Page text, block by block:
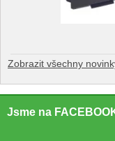
Zobrazit všechny
Jsme na